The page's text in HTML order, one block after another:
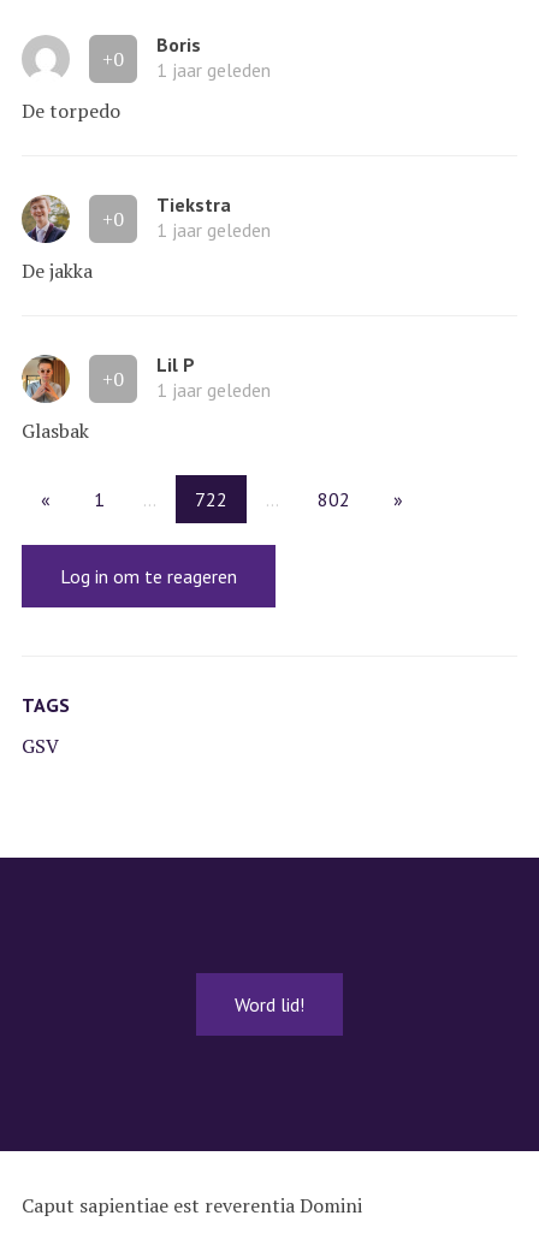
+0
Boris
1 jaar geleden
De torpedo
+0
Tiekstra
1 jaar geleden
De jakka
+0
Lil P
1 jaar geleden
Glasbak
« 1 ... 722 ... 802 »
Log in om te reageren
TAGS
GSV
Word lid!
Caput sapientiae est reverentia Domini